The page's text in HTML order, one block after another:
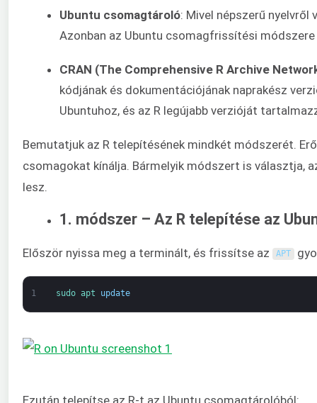
Ubuntu csomagtároló: Mivel népszerű
Azonban az Ubuntu csomagfrissítési
CRAN (The Comprehensive R Archive
kódjának és dokumentációjának naprakész
Ubuntuhoz, és az R legújabb verzióját
Bemutatjuk az R telepítésének mindkét módszerét.
csomagokat kínálja. Bármelyik módszert is választja,
lesz.
1. módszer – Az R telepítése az
Először nyissa meg a terminált, és frissítse az APT
1 sudo apt update
Ezután telepítse az R-t az Ubuntu csomagtárolóból: